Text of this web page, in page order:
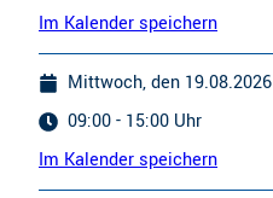
Im Kalender speichern
Mittwoch, den 19.08.2026
09:00 - 15:00 Uhr
Im Kalender speichern